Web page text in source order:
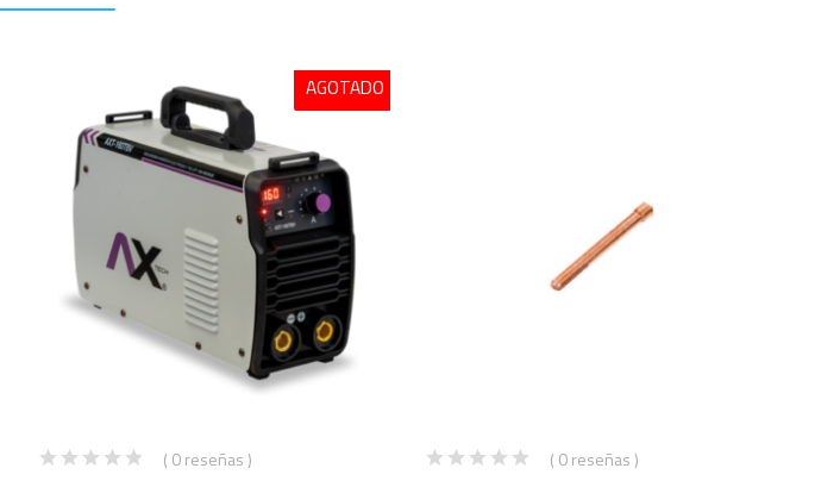
AGOTADO
( 0 reseñas ) ( 0 reseñas )